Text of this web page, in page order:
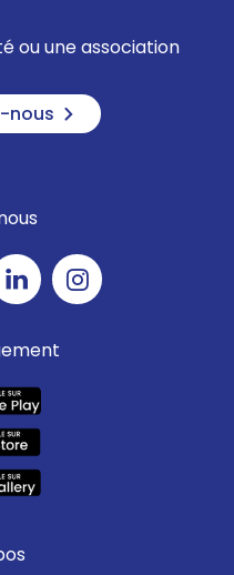
ou une association
nous